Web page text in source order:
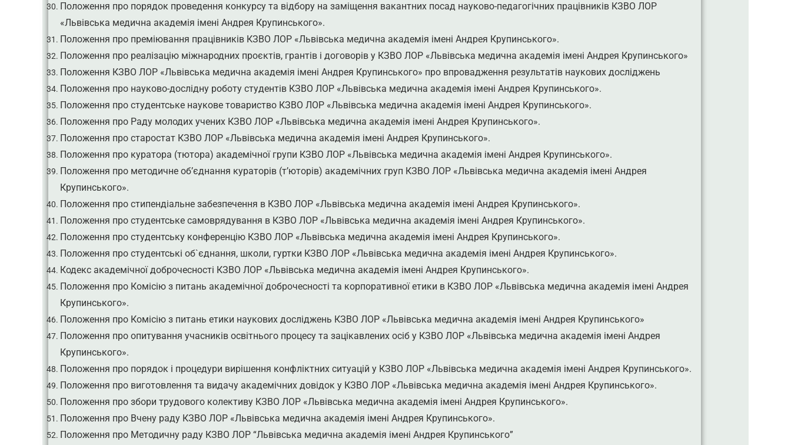
Положення про порядок проведення конкурсу та відбору на заміщення вакантних посад науково-педагогічних працівників КЗВО ЛОР
«Львівська медична академія імені Андрея Крупинського».
Положення про преміювання працівників КЗВО ЛОР «Львівська медична академія імені Андрея Крупинського».
Положення про реалізацію міжнародних проєктів, грантів і договорів у КЗВО ЛОР «Львівська медична академія імені Андрея Крупинського»
Положення КЗВО ЛОР «Львівська медична академія імені Андрея Крупинського» про впровадження результатів наукових досліджень
Положення про науково-дослідну роботу студентів КЗВО ЛОР «Львівська медична академія імені Андрея Крупинського».
Положення про студентське наукове товариство КЗВО ЛОР «Львівська медична академія імені Андрея Крупинського».
Положення про Раду молодих учених КЗВО ЛОР «Львівська медична академія імені Андрея Крупинського».
Положення про старостат КЗВО ЛОР «Львівська медична академія імені Андрея Крупинського».
Положення про куратора (тютора) академічної групи КЗВО ЛОР «Львівська медична академія імені Андрея Крупинського».
Положення про методичне об’єднання кураторів (т’юторів) академічних груп КЗВО ЛОР «Львівська медична академія імені Андрея
Крупинського».
Положення про стипендіальне забезпечення в КЗВО ЛОР «Львівська медична академія імені Андрея Крупинського».
Положення про студентське самоврядування в КЗВО ЛОР «Львівська медична академія імені Андрея Крупинського».
Положення про студентську конференцію КЗВО ЛОР «Львівська медична академія імені Андрея Крупинського».
Положення про студентські об`єднання, школи, гуртки КЗВО ЛОР «Львівська медична академія імені Андрея Крупинського».
Кодекс академічної доброчесності КЗВО ЛОР «Львівська медична академія імені Андрея Крупинського».
Положення про Комісію з питань академічної доброчесності та корпоративної етики в КЗВО ЛОР «Львівська медична академія імені Андрея
Крупинського».
Положення про Комісію з питань етики наукових досліджень КЗВО ЛОР «Львівська медична академія імені Андрея Крупинського»
Положення про опитування учасників освітнього процесу та зацікавлених осіб у КЗВО ЛОР «Львівська медична академія імені Андрея
Крупинського».
Положення про порядок і процедури вирішення конфліктних ситуацій у КЗВО ЛОР «Львівська медична академія імені Андрея Крупинського».
Положення про виготовлення та видачу академічних довідок у КЗВО ЛОР «Львівська медична академія імені Андрея Крупинського».
Положення про збори трудового колективу КЗВО ЛОР «Львівська медична академія імені Андрея Крупинського».
Положення про Вчену раду КЗВО ЛОР «Львівська медична академія імені Андрея Крупинського».
Положення про Методичну раду КЗВО ЛОР “Львівська медична академія імені Андрея Крупинського”